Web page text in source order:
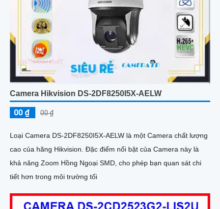
Camera Hikvision DS-2DF8250I5X-AELW
00 ₫ 00 ₫
Loại Camera DS-2DF8250I5X-AELW là một Camera chất lượng
cao của hãng Hikvision. Đặc điểm nổi bật của Camera này là
khả năng Zoom Hồng Ngoại SMD, cho phép bạn quan sát chi
tiết hơn trong môi trường tối